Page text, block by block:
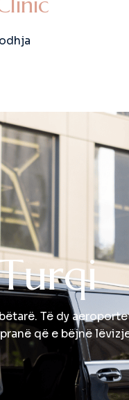
urqi
Të dy
që e bëjnë